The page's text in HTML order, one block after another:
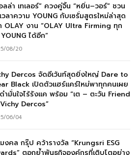
ลล่า เทเลอร์” ควงคู่จิ้น “หยิ่น–วอร์” ชวน
วลาความ YOUNG กับเซรั่มสูตรใหม่ล่าสุด
OLAY งาน “OLAY Ultra Firming ทุก
ได้อีก”
08/20
Dercos จัดอีเว้นท์สุดยิ่งใหญ่ Dare to
Black เปิดตัวแฮร์แคร์ใหม่พาทุกคนเผย
ำมั่นใจไร้รังแค พร้อม “เต – ตะวัน Friend
Dercos”
06/04
มงคล กรุ๊ป คว้ารางวัล “Krungsri ESG
ตอกย้ำพันธกิจองค์กรที่เติบโตอย่าง